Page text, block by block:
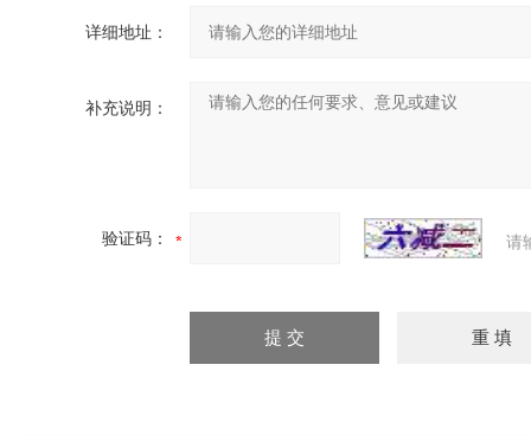
详细地址：
补充说明：
验证码： 请